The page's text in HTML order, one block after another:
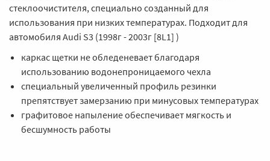
стеклоочистителя, специально созданный для
использования при низких температурах. Подходит для
автомобиля Audi S3 (1998г - 2003г [8L1] )
каркас щетки не обледеневает благодаря
использованию водонепроницаемого чехла
специальный увеличенный профиль резинки
препятствует замерзанию при минусовых температурах
графитовое напыление обеспечивает мягкость и
бесшумность работы